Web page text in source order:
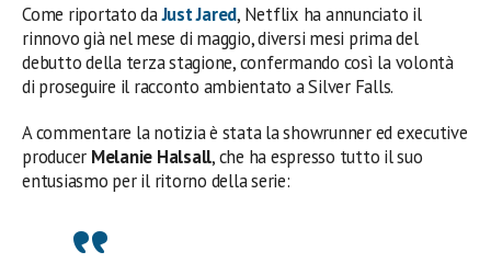
Come riportato daJust Jared, Netflix ha annunciato il
rinnovo già nel mese di maggio, diversi mesi prima del
debutto della terza stagione, confermando così la volontà
di proseguire il racconto ambientato a Silver Falls.
A commentare la notizia è stata la showrunner ed executive
producer Melanie Halsall, che ha espresso tutto il suo
entusiasmo per il ritorno della serie: